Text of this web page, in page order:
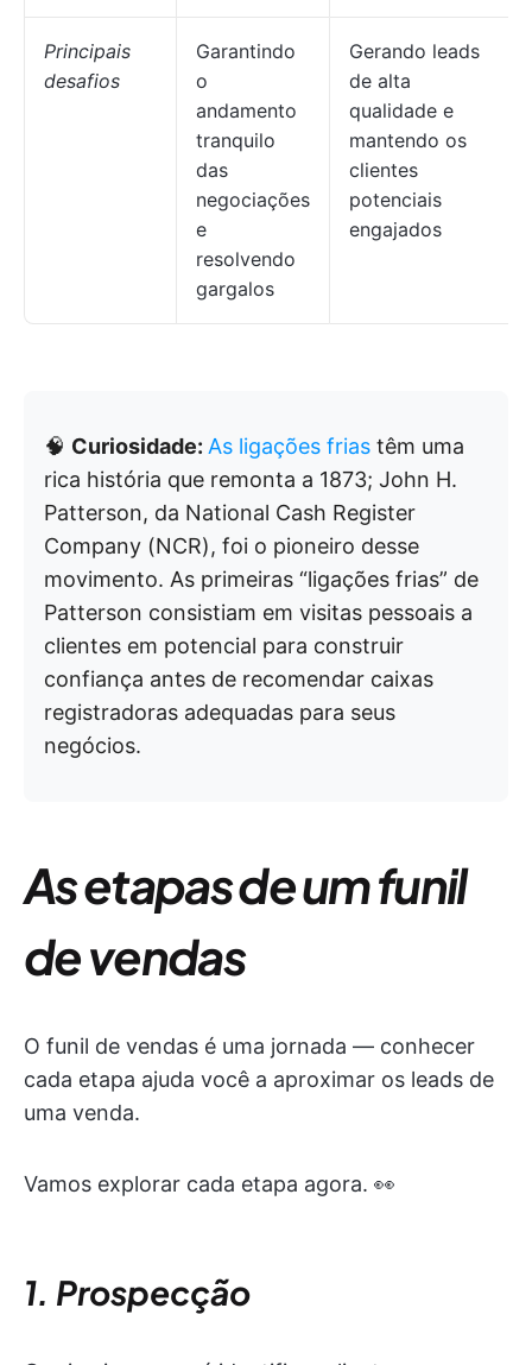
Principais
desafios
Garantindo
o
andamento
tranquilo
das
negociações
e
resolvendo
gargalos
Gerando leads
de alta
qualidade e
mantendo os
clientes
potenciais
engajados
🧠 Curiosidade: As ligações frias têm uma
rica história que remonta a 1873; John H.
Patterson, da National Cash Register
Company (NCR), foi o pioneiro desse
movimento. As primeiras “ligações frias” de
Patterson consistiam em visitas pessoais a
clientes em potencial para construir
confiança antes de recomendar caixas
registradoras adequadas para seus
negócios.
As etapas de um funil
de vendas
O funil de vendas é uma jornada — conhecer
cada etapa ajuda você a aproximar os leads de
uma venda.
Vamos explorar cada etapa agora. 👀
1. Prospecção